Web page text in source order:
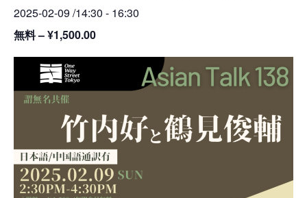
ッ
プ
2025-02-09 /14:30 - 16:30
無料 – ¥1,500.00